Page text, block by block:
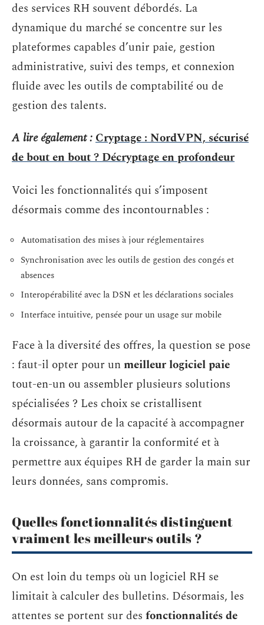
des services RH souvent débordés. La
dynamique du marché se concentre sur les
plateformes capables d’unir paie, gestion
administrative, suivi des temps, et connexion
fluide avec les outils de comptabilité ou de
gestion des talents.
A lire également :Cryptage : NordVPN, sécurisé
de bout en bout ? Décryptage en profondeur
Voici les fonctionnalités qui s’imposent
désormais comme des incontournables :
Automatisation des mises à jour réglementaires
Synchronisation avec les outils de gestion des congés et
absences
Interopérabilité avec la DSN et les déclarations sociales
Interface intuitive, pensée pour un usage sur mobile
Face à la diversité des offres, la question se pose
: faut-il opter pour unmeilleur logiciel paie
tout-en-un ou assembler plusieurs solutions
spécialisées ? Les choix se cristallisent
désormais autour de la capacité à accompagner
la croissance, à garantir la conformité et à
permettre aux équipes RH de garder la main sur
leurs données, sans compromis.
Quelles fonctionnalités distinguent
vraiment les meilleurs outils ?
On est loin du temps où un logiciel RH se
limitait à calculer des bulletins. Désormais, les
attentes se portent sur des fonctionnalités de